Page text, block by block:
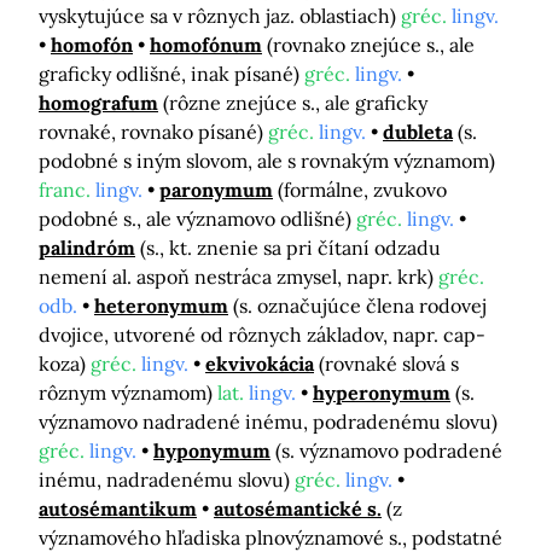
vyskytujúce sa v rôznych jaz. oblastiach) gréc. lingv.
homofón
homofónum (rovnako znejúce s., ale
graficky odlišné, inak písané) gréc. lingv.
homografum (rôzne znejúce s., ale graficky
rovnaké, rovnako písané) gréc. lingv. dubleta (s.
podobné s iným slovom, ale s rovnakým významom)
franc. lingv. paronymum (formálne, zvukovo
podobné s., ale významovo odlišné) gréc. lingv.
palindróm (s., kt. znenie sa pri čítaní odzadu
nemení al. aspoň nestráca zmysel, napr. krk) gréc.
odb.
heteronymum (s. označujúce člena rodovej
dvojice, utvorené od rôznych základov, napr. cap-
koza) gréc. lingv. ekvivokácia (rovnaké slová s
rôznym významom) lat. lingv. hyperonymum (s.
významovo nadradené inému, podradenému slovu)
gréc. lingv. hyponymum (s. významovo podradené
inému, nadradenému slovu) gréc. lingv.
autosémantikum
autosémantické s. (z
významového hľadiska plnovýznamové s., podstatné